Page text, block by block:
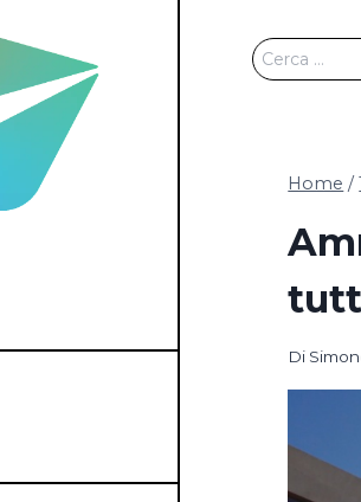
Ricerca
per:
Home /
Di